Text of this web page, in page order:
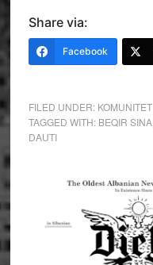
Share via:
Facebook
FILED UNDER: KOMUNITET
TAGGED WITH: BEQIR SINA,
DAUTI